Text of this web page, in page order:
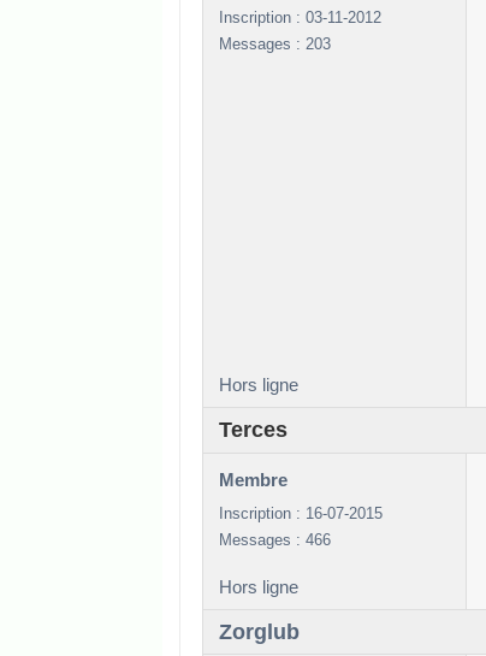
Inscription : 03-11-2012
Messages : 203
Hors ligne
Terces
Membre
Inscription : 16-07-2015
Messages : 466
Hors ligne
Zorglub